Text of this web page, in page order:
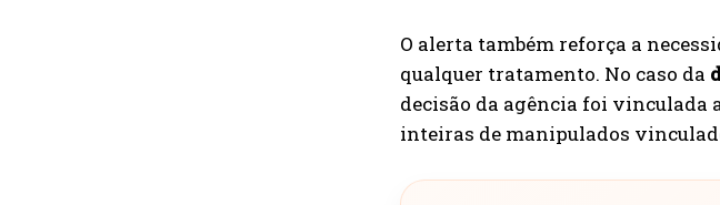
O alerta também reforça a
qualquer tratamento. No caso da
decisão da agência foi vinculada
inteiras de manipulados